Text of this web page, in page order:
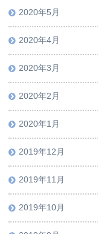
2020年5月
2020年4月
2020年3月
2020年2月
2020年1月
2019年12月
2019年11月
2019年10月